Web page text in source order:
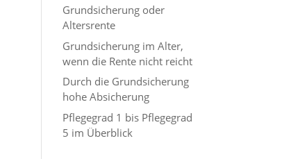
Grundsicherung oder
Altersrente
Grundsicherung im Alter,
wenn die Rente nicht reicht
Durch die Grundsicherung
hohe Absicherung
Pflegegrad 1 bis Pflegegrad
5 im Überblick